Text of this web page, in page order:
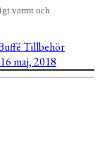
varmt och
Tillbehör
16 maj, 2018